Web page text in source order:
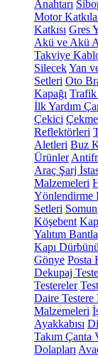
Anahtarı
Motor
Katkısı Gres
Akü ve Akü
Takviye
SilecekYan
Setleri Oto
Kapağı
İlk Yardım
Çekici
Reflektörleri
Aletleri Buz
Ürünler
Araç Şarj
Malzemeleri
Yönlendirme
Setleri Somun
Köşebent
Yalıtım
Kapı Dürbünü
Gönye Posta
Dekupaj
Testereler
Daire Testere
Malzemeleri
Ayakkabısı
Takım Çanta
Dolapları